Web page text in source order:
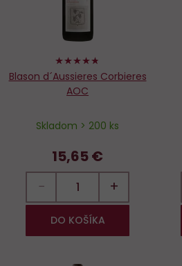
94%
Blason d´Aussieres Corbieres
AOC
Skladom > 200 ks
15,65 €
− +
DO KOŠÍKA